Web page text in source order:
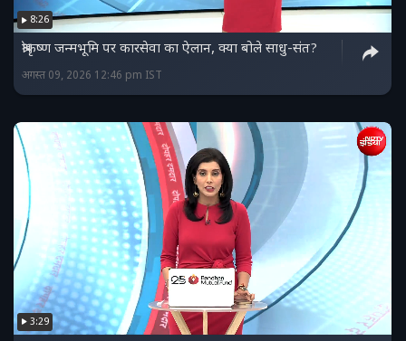
8:26
श्रीकृष्ण जन्मभूमि पर कारसेवा का ऐलान, क्या बोले साधु-संत?
अगस्त 09, 2026 12:46 pm IST
3:29